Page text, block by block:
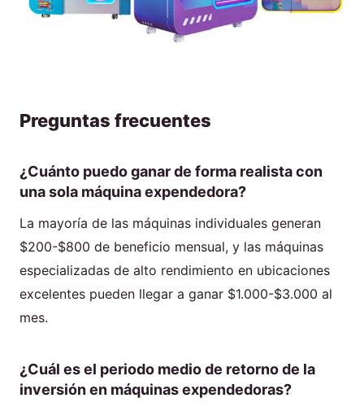
Preguntas frecuentes
¿Cuánto puedo ganar de forma realista con
una sola máquina expendedora?
La mayoría de las máquinas individuales generan
$200-$800 de beneficio mensual, y las máquinas
especializadas de alto rendimiento en ubicaciones
excelentes pueden llegar a ganar $1.000-$3.000 al
mes.
¿Cuál es el periodo medio de retorno de la
inversión en máquinas expendedoras?